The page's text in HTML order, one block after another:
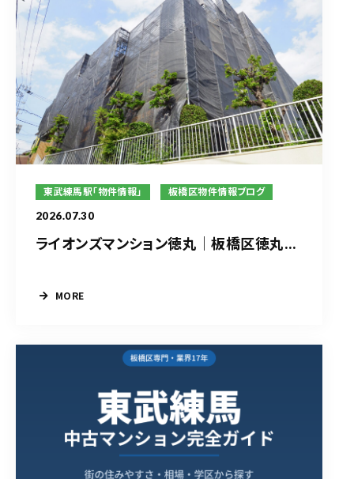
東武練馬駅「物件情報」 板橋区物件情報ブログ
2026.07.30
ライオンズマンション徳丸｜板橋区徳丸...
MORE